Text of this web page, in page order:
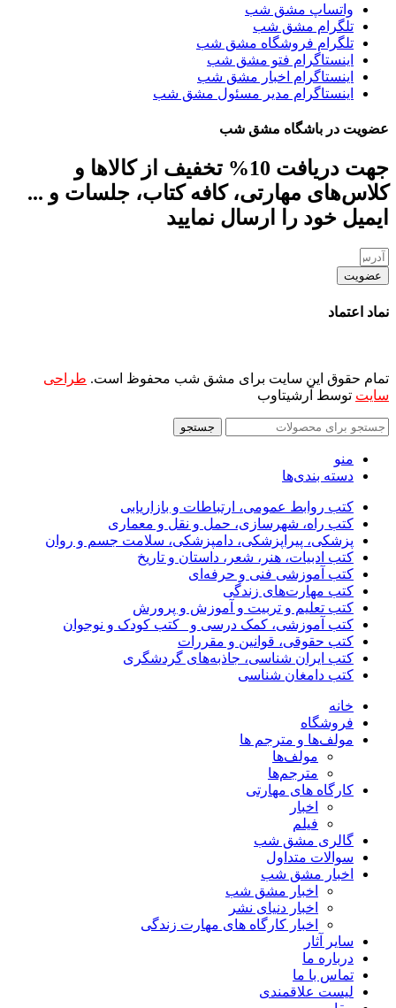
واتساپ مشق شب
تلگرام مشق شب
تلگرام فروشگاه مشق شب
اینستاگرام فتو مشق شب
اینستاگرام اخبار مشق شب
اینستاگرام مدیر مسئول مشق شب
عضویت در باشگاه مشق شب
جهت دریافت 10% تخفیف از کالاها و
کلاس‌های مهارتی، کافه کتاب، جلسات و ...
ایمیل خود را ارسال نمایید
عضویت
نماد اعتماد
تمام حقوق این سایت برای مشق شب محفوظ است. طراحی
سایت توسط آرشیتاوب
جستجو
منو
دسته بندی‌ها
کتب روابط عمومی، ارتباطات و بازاریابی
کتب راه، شهرسازی، حمل و نقل و معماری
پزشکی، پیراپزشکی، دامپزشکی، سلامت جسم و روان
کتب ادبیات، هنر، شعر، داستان و تاریخ
کتب آموزشی فنی و حرفه‌ای
کتب مهارت‌های زندگی
کتب تعلیم و تربیت و آموزش و پرورش
کتب آموزشی، کمک درسی و _کتب کودک و نوجوان
کتب حقوقی، قوانین و مقررات
کتب ایران شناسی، جاذبه‌های گردشگری
کتب دامغان شناسی
خانه
فروشگاه
مولف‌ها و مترجم ها
مولف‌ها
مترجم‌ها
کارگاه های مهارتی
اخبار
فیلم
گالری مشق شب
سوالات متداول
اخبار مشق شب
اخبار مشق شب
اخبار دنیای نشر
اخبار کارگاه های مهارت زندگی
سایر آثار
درباره ما
تماس با ما
لیست علاقمندی